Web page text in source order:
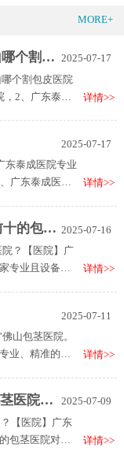
MORE+
2025-07-17
较好？
个割包皮医院
2、广东泰成
详情>>
2025-07-17
东泰成医院专业
广东泰成医院
科专家组成的
患者提供精准
详情>>
2025-07-16
医院？
？【医院】广
专业且设备先
详情>>
2025-07-11
山包茎医院。
业、精准的诊
详情>>
2025-07-09
排名？
【医院】广东
包茎医院对于
详情>>